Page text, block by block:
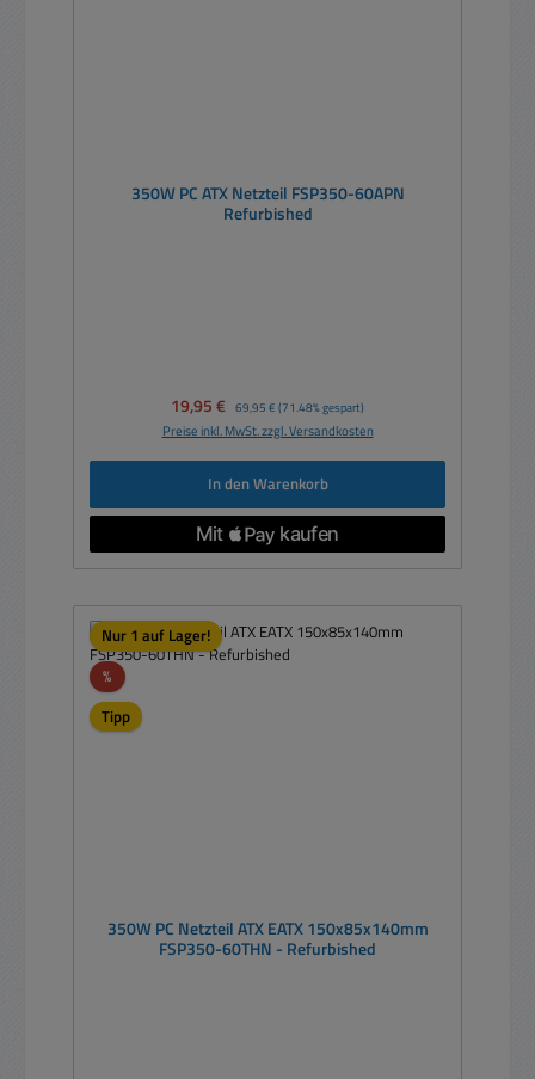
350W PC ATX Netzteil FSP350-60APN
Refurbished
Verkaufspreis:
19,95 € Regulärer Preis:
69,95 € (71.48% gespart)
Preise inkl. MwSt. zzgl. Versandkosten
In den Warenkorb
Nur 1 auf Lager!
%Rabatt
Tipp
350W PC Netzteil ATX EATX 150x85x140mm
FSP350-60THN - Refurbished